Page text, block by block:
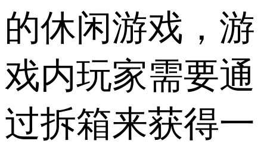
的休闲游戏，游
戏内玩家需要通
过拆箱来获得一